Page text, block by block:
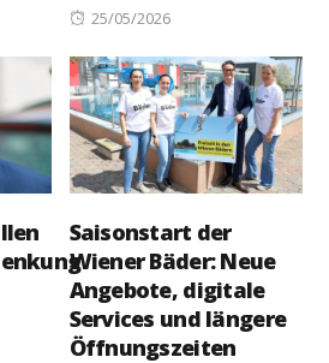
Posted
25/05/2026
Saisonstart der
Wiener Bäder: Neue
Angebote, digitale
Services und längere
Öffnungszeiten